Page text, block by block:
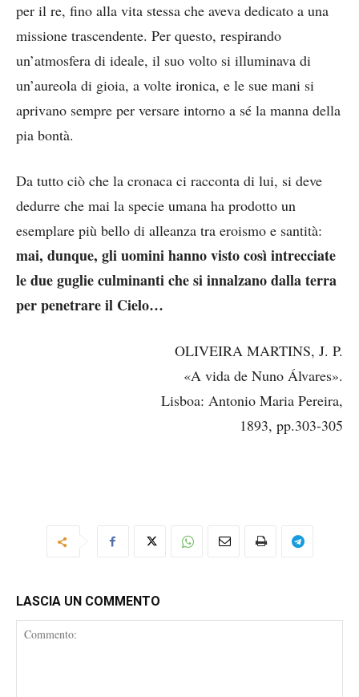
per il re, fino alla vita stessa che aveva dedicato a una
missione trascendente. Per questo, respirando
un’atmosfera di ideale, il suo volto si illuminava di
un’aureola di gioia, a volte ironica, e le sue mani si
aprivano sempre per versare intorno a sé la manna della
pia bontà.
Da tutto ciò che la cronaca ci racconta di lui, si deve
dedurre che mai la specie umana ha prodotto un
esemplare più bello di alleanza tra eroismo e santità:
mai, dunque, gli uomini hanno visto così intrecciate
le due guglie culminanti che si innalzano dalla terra
per penetrare il Cielo…
OLIVEIRA MARTINS, J. P.
«A vida de Nuno Álvares».
Lisboa: Antonio Maria Pereira,
1893, pp.303-305
LASCIA UN COMMENTO